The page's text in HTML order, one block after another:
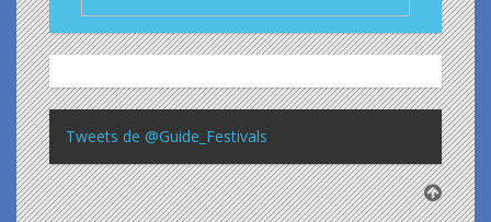
Tweets de @Guide_Festivals